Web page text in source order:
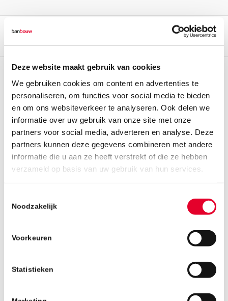
Deze website maakt gebruik van cookies
We gebruiken cookies om content en advertenties te
personaliseren, om functies voor social media te bieden
en om ons websiteverkeer te analyseren. Ook delen we
informatie over uw gebruik van onze site met onze
partners voor social media, adverteren en analyse. Deze
partners kunnen deze gegevens combineren met andere
informatie die u aan ze heeft verstrekt of die ze hebben
verzameld op basis van uw gebruik van hun services.
Noodzakelijk
Voorkeuren
Statistieken